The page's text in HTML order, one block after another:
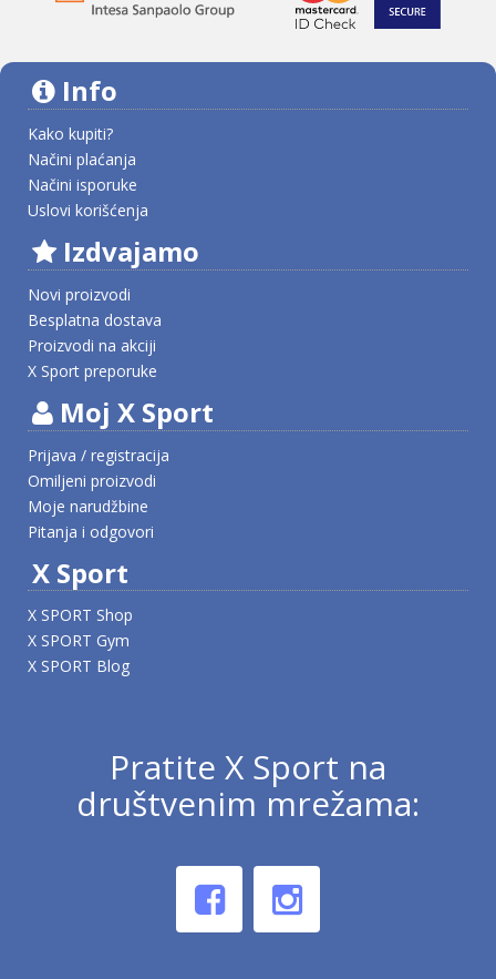
Info
Kako kupiti?
Načini plaćanja
Načini isporuke
Uslovi korišćenja
Izdvajamo
Novi proizvodi
Besplatna dostava
Proizvodi na akciji
X Sport preporuke
Moj X Sport
Prijava / registracija
Omiljeni proizvodi
Moje narudžbine
Pitanja i odgovori
X Sport
X SPORT Shop
X SPORT Gym
X SPORT Blog
Pratite X Sport na
društvenim mrežama: